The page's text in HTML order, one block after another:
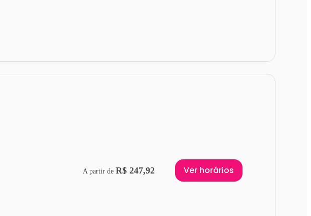
A partir de R$ 247,92 Ver horários